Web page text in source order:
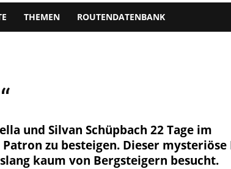
THEMEN ROUTENDATENBANK
und Silvan Schüpbach 22 Tage im
zu besteigen. Dieser mysteriöse
kaum von Bergsteigern besucht.